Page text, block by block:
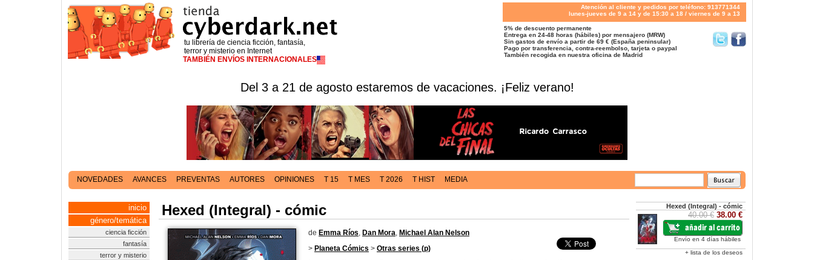
tu librería de ciencia ficción, fantasía,
terror y misterio en Internet
TAMBIÉN ENVÍOS INTERNACIONALES
Atención al cliente y pedidos por teléfono: 913771344
lunes-jueves de 9 a 14 y de 15:30 a 18 / viernes de 9 a 13
5% de descuento permanente
Entrega en 24-48 horas (hábiles) por mensajero (MRW)
Sin gastos de envío a partir de 69 € (España peninsular)
Pago por transferencia, contra-reembolso, tarjeta o paypal
También recogida en nuestra oficina de Madrid
Del 3 a 21 de agosto estaremos de vacaciones. ¡Feliz verano!
NOVEDADES AVANCES PREVENTAS AUTORES OPINIONES T 15 T MES T 2026 T HIST MEDIA
inicio
género/temática
ciencia ficción
fantasía
terror y misterio
Hexed (Integral) - cómic
de Emma Ríos, Dan Mora, Michael Alan Nelson
> Planeta Cómics > Otras series (p)
Hexed (Integral) - cómic
40.00 € 38.00 €
Envío en 4 días hábiles
+ lista de los deseos